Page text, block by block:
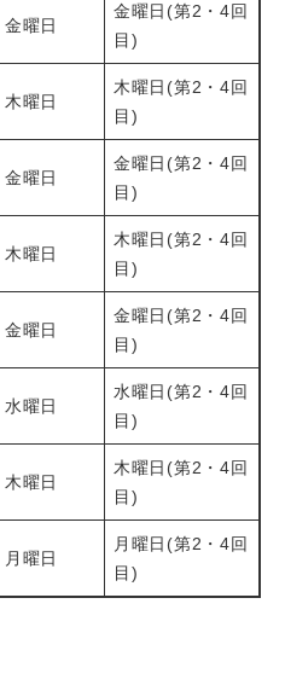
金曜日
金曜日(第2・4回
目)
木曜日
木曜日(第2・4回
目)
金曜日
金曜日(第2・4回
目)
木曜日
木曜日(第2・4回
目)
金曜日
金曜日(第2・4回
目)
水曜日
水曜日(第2・4回
目)
木曜日
木曜日(第2・4回
目)
月曜日
月曜日(第2・4回
目)